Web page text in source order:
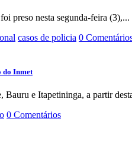
preso nesta segunda-feira (3),...
casos de policia 0
do Inmet
Bauru e Itapetininga, a partir
0 Comentários